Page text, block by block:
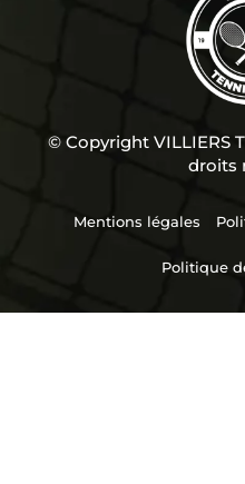
© Copyright VILLIERS
droits
Mentions légales
Politique